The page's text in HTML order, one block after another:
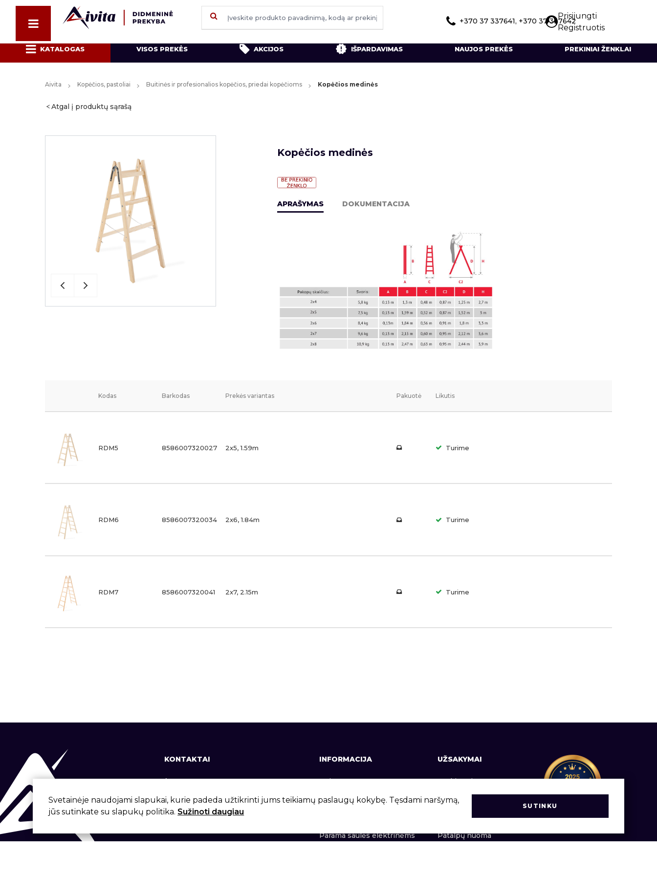
Prisijungti
Registruotis
+370 37 337641, +370 37 337642
KATALOGAS VISOS PREKĖS AKCIJOS IŠPARDAVIMAS NAUJOS PREKĖS PREKINIAI ŽENKLAI
Aivita Kopėčios, pastoliai Buitinės ir profesionalios kopėčios, priedai kopėčioms Kopėčios medinės
Atgal į produktų sąrašą
Kopėčios medinės
APRAŠYMAS DOKUMENTACIJA
Kodas Barkodas Prekės variantas Pakuotė Likutis
RDM5 8586007320027 2x5, 1.59m Turime
RDM6 8586007320034 2x6, 1.84m Turime
RDM7 8586007320041 2x7, 2.15m Turime
KONTAKTAI
+370 37 337641, +370 37 337642
info@aivita.lt
Svirbygalos g. 6, Kaunas, LT-46281
INFORMACIJA
Apie mus
Kontaktai
Parama saulės elektrinėms
UŽSAKYMAI
Prekių pristatymas
Informacija vartotojams
Užsakymų vadovas
Patalpų nuoma
Svetainėje naudojami slapukai, kurie padeda užtikrinti jums teikiamų paslaugų kokybę. Tęsdami naršymą,
jūs sutinkate su slapukų politika. Sužinoti daugiau
SUTINKU